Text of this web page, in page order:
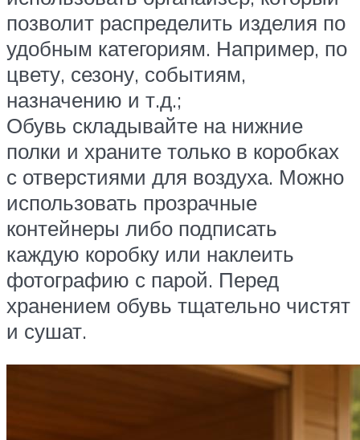
позволит распределить изделия по
удобным категориям. Например, по
цвету, сезону, событиям,
назначению и т.д.;
Обувь складывайте на нижние
полки и храните только в коробках
с отверстиями для воздуха. Можно
использовать прозрачные
контейнеры либо подписать
каждую коробку или наклеить
фотографию с парой. Перед
хранением обувь тщательно чистят
и сушат.